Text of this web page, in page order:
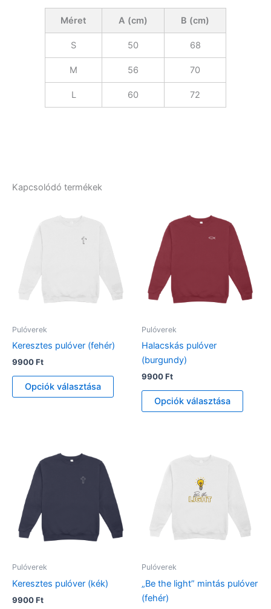
Méret A (cm) B (cm)
S 50 68
M 56 70
L 60 72
Kapcsolódó termékek
Pulóverek
Keresztes pulóver (fehér)
9900Ft
Opciók választása
Ennek
terméknek
a
termékoldalon
választhatók
ki
Pulóverek
Halacskás pulóver
(burgundy)
9900Ft
Opciók választása
Ennek
a
Pulóverek
Keresztes pulóver (kék)
9900Ft
Pulóverek
„Be the light” mintás pulóver
(fehér)